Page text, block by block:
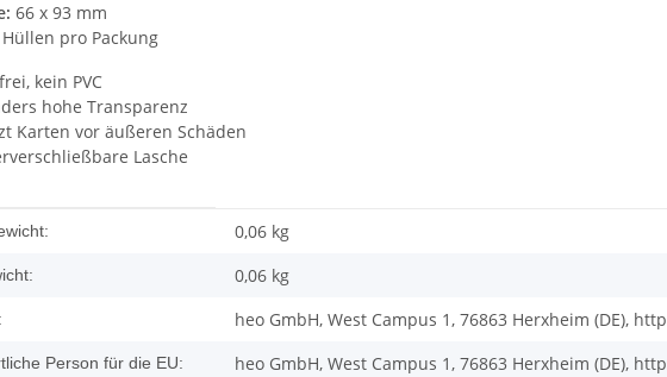
66 x 93 mm
Hüllen pro Packung
kein PVC
hohe Transparenz
Karten vor äußeren Schäden
Lasche
0,06 kg
0,06 kg
heo GmbH, West Campus 1, 76863 Herxheim (DE),
Person für die EU: heo GmbH, West Campus 1, 76863 Herxheim (DE),